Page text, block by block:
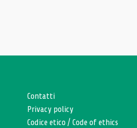
Contatti
Privacy policy
Codice etico /Code of ethics